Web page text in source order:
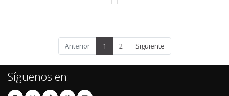
Anterior 1 2 Siguiente
Síguenos en: